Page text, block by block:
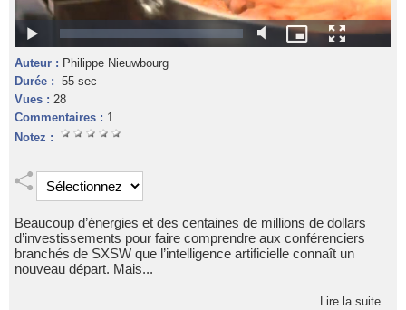
Auteur : Philippe Nieuwbourg
Durée : 55 sec
Vues : 28
Commentaires : 1
Notez :
Beaucoup d’énergies et des centaines de millions de dollars
d’investissements pour faire comprendre aux conférenciers
branchés de SXSW que l’intelligence artificielle connaît un
nouveau départ. Mais...
Lire la suite...